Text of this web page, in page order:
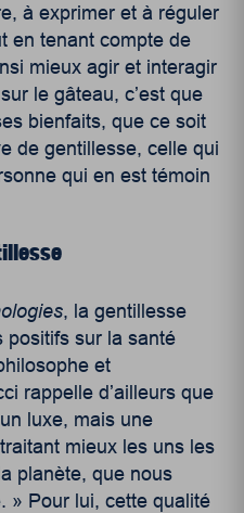
à exprimer et à réguler
en tenant compte de
mieux agir et interagir
le gâteau, c’est que
bienfaits, que ce soit
de gentillesse, celle qui
qui en est témoin
, la gentillesse
positifs sur la santé
et
rappelle d’ailleurs que
luxe, mais une
mieux les uns les
planète, que nous
» Pour lui, cette qualité